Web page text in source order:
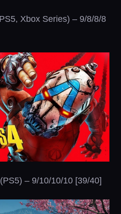
Xbox Series) – 9/8/8/8
– 9/10/10/10 [39/40]